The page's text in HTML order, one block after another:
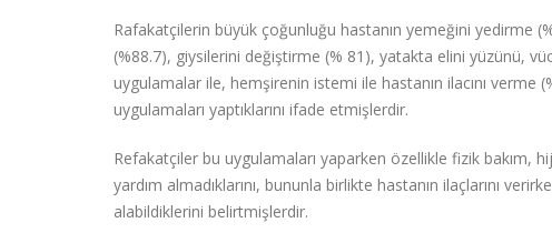
Rafakatçilerin büyük çoğunluğu hastanın yemeğini yedirme
(%88.7), giysilerini değiştirme (% 81), yatakta elini yüzünü,
uygulamalar ile, hemşirenin istemi ile hastanın ilacını
uygulamaları yaptıklarını ifade etmişlerdir.
Refakatçiler bu uygulamaları yaparken özellikle fizik
yardım almadıklarını, bununla birlikte hastanın ilaçlarını
alabildiklerini belirtmişlerdir.